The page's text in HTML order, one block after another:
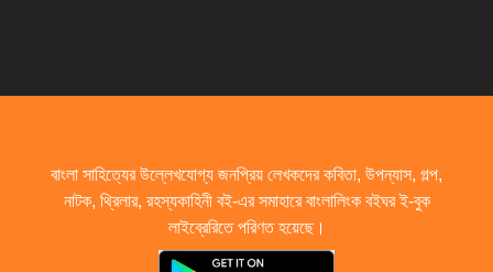
বাংলা সাহিত্যের উল্লেখযোগ্য জনপ্রিয় লেখকদের কবিতা, উপন্যাস, গল্প,
নাটক, থ্রিলার, রহস্যকাহিনী বই-এর সমাহারে বাংলালিংক বইঘর ই-বুক
লাইব্রেরিতে পরিণত হয়েছে।